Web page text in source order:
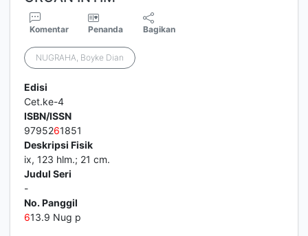
Komentar Penanda Bagikan
NUGRAHA, Boyke Dian
Edisi
Cet.ke-4
ISBN/ISSN
9795261851
Deskripsi Fisik
ix, 123 hlm.; 21 cm.
Judul Seri
-
No. Panggil
613.9 Nug p